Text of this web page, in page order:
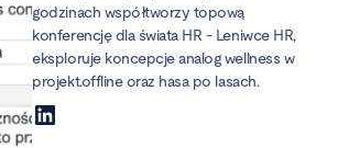
godzinach współtworzy topową
konferencję dla świata HR - Leniwce HR,
eksploruje koncepcje analog wellness w
projekt.offline oraz hasa po lasach.